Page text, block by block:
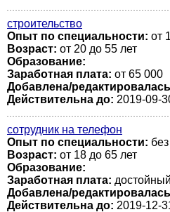
строительство
Опыт по специальности: от
Возраст: от 20 до 55 лет
Образование:
Заработная плата: от 65 000
Добавлена/
Действительна до: 2019-09-
сотрудник на телефон
Опыт по специальности:
Возраст: от 18 до 65 лет
Образование:
Заработная плата:
Добавлена/
Действительна до: 2019-12-